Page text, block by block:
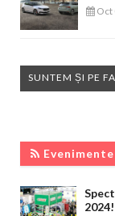
Oct
SUNTEM ȘI PE
2024!